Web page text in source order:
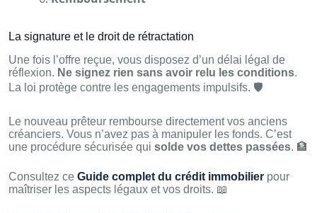
La signature et le droit de rétractation
Une fois l’offre reçue, vous disposez d’un délai légal de
réflexion. Ne signez rien sans avoir relu les conditions.
La loi protège contre les engagements impulsifs. 🛡️
Le nouveau prêteur rembourse directement vos anciens
créanciers. Vous n’avez pas à manipuler les fonds. C’est
une procédure sécurisée qui solde vos dettes passées. 🏦
Consultez ce Guide complet du crédit immobilier pour
maîtriser les aspects légaux et vos droits. 📖